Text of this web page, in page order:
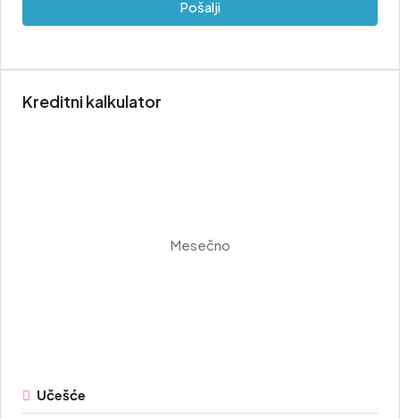
Pošalji
Kreditni kalkulator
Mesečno
Učešće